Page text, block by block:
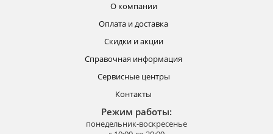
О компании
Оплата и доставка
Скидки и акции
Справочная информация
Сервисные центры
Контакты
Режим работы:
понедельник-воскресенье